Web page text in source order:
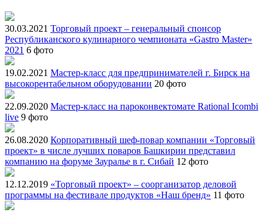
30.03.2021 Торговый проект – генеральный спонсор
Республиканского кулинарного чемпионата «Gastro Master»
2021 6 фото
19.02.2021 Мастер-класс для предпринимателей г. Бирск на
высокорентабельном оборудовании 20 фото
22.09.2020 Мастер-класс на пароконвектомате Rational Icombi
live 9 фото
26.08.2020 Корпоративный шеф-повар компании «Торговый
проект» в числе лучших поваров Башкирии представил
компанию на форуме Зауралье в г. Сибай 12 фото
12.12.2019 «Торговый проект» – соорганизатор деловой
программы на фестивале продуктов «Наш бренд» 11 фото